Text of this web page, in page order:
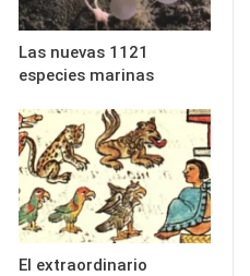
Las nuevas 1121
especies marinas
El extraordinario